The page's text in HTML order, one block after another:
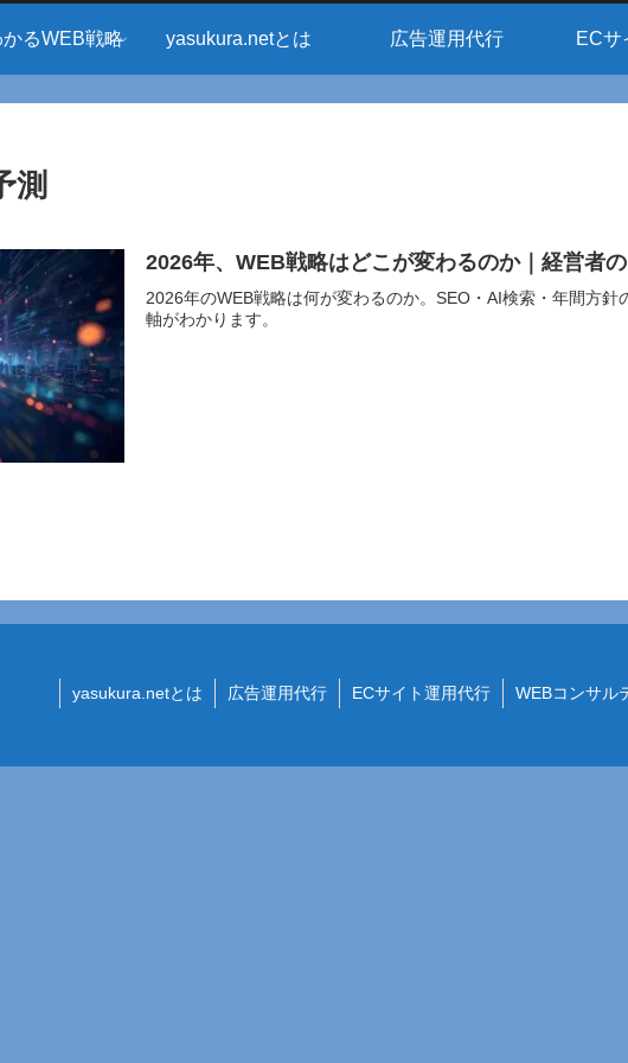
るWEB戦略 yasukura.netとは 広告運用代行 ECサ
測
2026年、WEB戦略はどこが変わるのか｜経営者
2026年のWEB戦略は何が変わるのか。SEO・AI検索・年間方
軸がわかります。
yasukura.netとは 広告運用代行 ECサイト運用代行 WEBコンサル